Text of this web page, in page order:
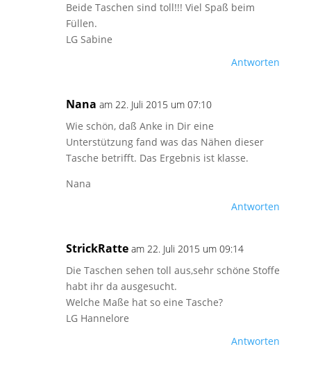
Beide Taschen sind toll!!! Viel Spaß beim
Füllen.
LG Sabine
Antworten
Nana am 22. Juli 2015 um 07:10
Wie schön, daß Anke in Dir eine
Unterstützung fand was das Nähen dieser
Tasche betrifft. Das Ergebnis ist klasse.
Nana
Antworten
StrickRatte am 22. Juli 2015 um 09:14
Die Taschen sehen toll aus,sehr schöne Stoffe
habt ihr da ausgesucht.
Welche Maße hat so eine Tasche?
LG Hannelore
Antworten